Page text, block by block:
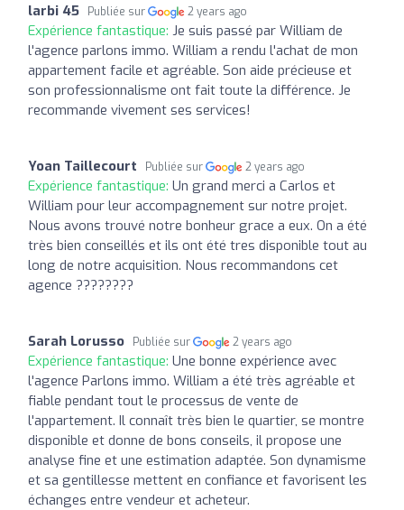
larbi 45 Publiée sur 2 years ago
Expérience fantastique: Je suis passé par William de
l'agence parlons immo. William a rendu l'achat de mon
appartement facile et agréable. Son aide précieuse et
son professionnalisme ont fait toute la différence. Je
recommande vivement ses services!
Yoan Taillecourt Publiée sur 2 years ago
Expérience fantastique: Un grand merci a Carlos et
William pour leur accompagnement sur notre projet.
Nous avons trouvé notre bonheur grace a eux. On a été
très bien conseillés et ils ont été tres disponible tout au
long de notre acquisition. Nous recommandons cet
agence ????????
Sarah Lorusso Publiée sur 2 years ago
Expérience fantastique: Une bonne expérience avec
l'agence Parlons immo. William a été très agréable et
fiable pendant tout le processus de vente de
l'appartement. Il connaît très bien le quartier, se montre
disponible et donne de bons conseils, il propose une
analyse fine et une estimation adaptée. Son dynamisme
et sa gentillesse mettent en confiance et favorisent les
échanges entre vendeur et acheteur.